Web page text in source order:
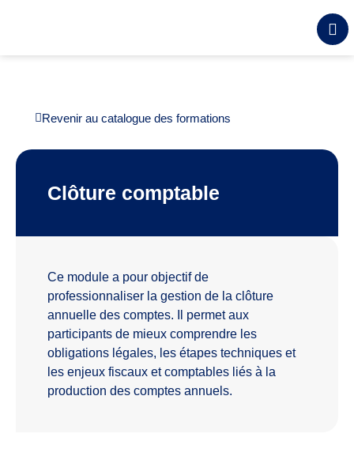
Revenir au catalogue des formations
Clôture comptable
Ce module a pour objectif de
professionnaliser la gestion de la clôture
annuelle des comptes. Il permet aux
participants de mieux comprendre les
obligations légales, les étapes techniques et
les enjeux fiscaux et comptables liés à la
production des comptes annuels.